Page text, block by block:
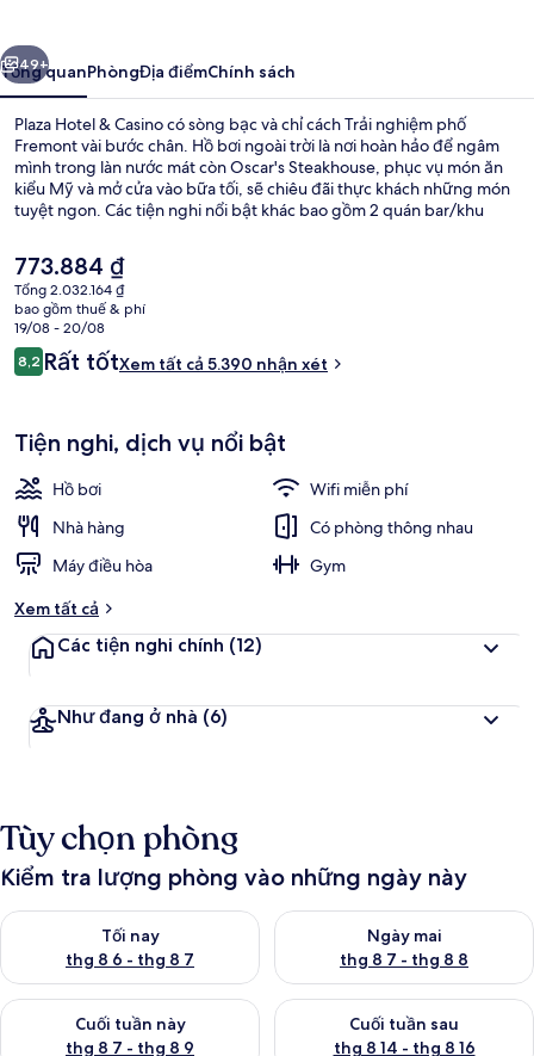
Tiếp
49+
Tổng quanPhòngĐịa điểmChính sách
Plaza Hotel & Casino có sòng bạc và chỉ cách Trải nghiệm phố
Fremont vài bước chân. Hồ bơi ngoài trời là nơi hoàn hảo để ngâm
mình trong làn nước mát còn Oscar's Steakhouse, phục vụ món ăn
kiểu Mỹ và mở cửa vào bữa tối, sẽ chiêu đãi thực khách những món
tuyệt ngon. Các tiện nghi nổi bật khác bao gồm 2 quán bar/khu
viên nhiệt tình là những điều được du khách đánh giá cao.
Giá
hiện
tại
là
773.884 ₫
773.884 ₫
Tổng 2.032.164 ₫
bao gồm thuế & phí
19/08 - 20/08
Nhận
xét
8,28,2 trên 10,
Rất tốtXem tất cả 5.390 nhận xét
Tiện nghi, dịch vụ nổi bật
Hồ bơi
Wifi miễn phí
Nhà hàng
Có phòng thông nhau
Máy điều hòa
Gym
Xem tất cả
Các tiện nghi chính (12)
Như đang ở nhà (6)
Tùy chọn phòng
Kiểm tra lượng phòng vào những ngày này
Tối nay
thg 8 6 - thg 8 7
Kiểm tra lượng phòng tối nay từ thg 8 6 - thg 8 7
Ngày mai
thg 8 7 - thg 8 8
Kiểm tra lượng phòng ngày
Cuối tuần này
thg 8 7 - thg 8 9
Kiểm tra lượng phòng cuối tuần này từ thg 8 7 - thg 8 9
Cuối tuần sau
thg 8 14 - thg 8 16
Kiểm tra lượng phòng cuối